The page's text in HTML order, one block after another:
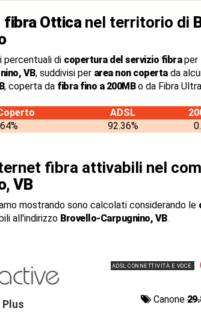
fibra Otticanel territorio di
percentuali di copertura del servizio fibraper
VB, suddivisi per area non copertada
, coperta da fibra fino a 200MBo da Fibra
ADSL
92.36%
fibra attivabili nel
VB
mostrando sono calcolati considerando le
all'indirizzo Brovello-Carpugnino, VB.
ADSL CONNETTIVITÀ E VOCE
Canone